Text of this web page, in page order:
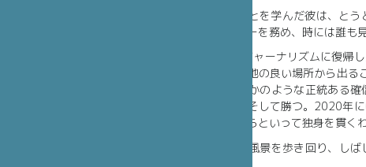
イメージを扱うことを学んだ彼は、と
アートディレクターを務め、時には誰も
2016年にフォトジャーナリズムに復帰
まった以外、居心地の良い場所から出
カップで優勝したかのような正統ある
いう賭けに挑み、そして勝つ。2020年
賞の受賞だ。だからといって独身を貫く
以来、彼は都会の風景を歩き回り、し